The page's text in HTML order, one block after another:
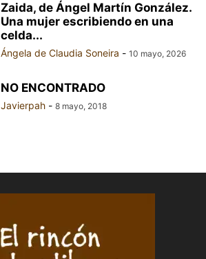
Zaida, de Ángel Martín González.
Una mujer escribiendo en una
celda...
Ángela de Claudia Soneira - 10 mayo, 2026
NO ENCONTRADO
Javierpah - 8 mayo, 2018